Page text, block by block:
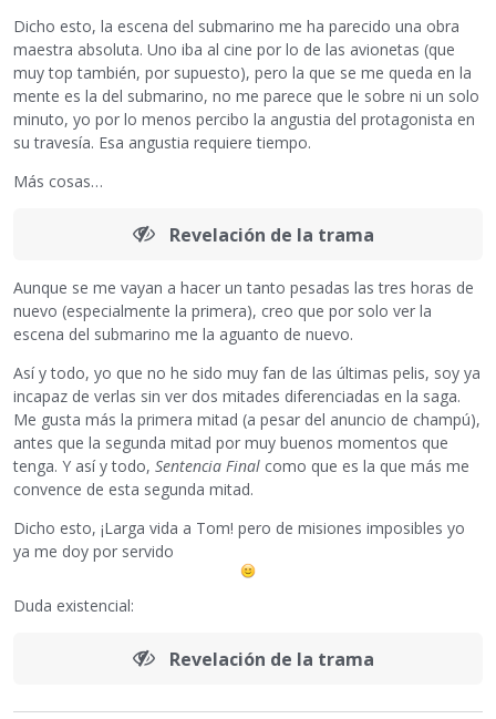
Dicho esto, la escena del submarino me ha parecido una obra
maestra absoluta. Uno iba al cine por lo de las avionetas (que
muy top también, por supuesto), pero la que se me queda en la
mente es la del submarino, no me parece que le sobre ni un solo
minuto, yo por lo menos percibo la angustia del protagonista en
su travesía. Esa angustia requiere tiempo.
Más cosas…
Revelación de la trama
Aunque se me vayan a hacer un tanto pesadas las tres horas de
nuevo (especialmente la primera), creo que por solo ver la
escena del submarino me la aguanto de nuevo.
Así y todo, yo que no he sido muy fan de las últimas pelis, soy ya
incapaz de verlas sin ver dos mitades diferenciadas en la saga.
Me gusta más la primera mitad (a pesar del anuncio de champú),
antes que la segunda mitad por muy buenos momentos que
tenga. Y así y todo, Sentencia Final como que es la que más me
convence de esta segunda mitad.
Dicho esto, ¡Larga vida a Tom! pero de misiones imposibles yo
ya me doy por servido
Duda existencial:
Revelación de la trama